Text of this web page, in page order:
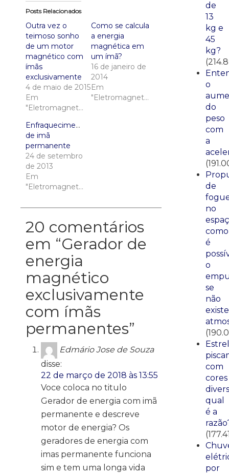
Posts Relacionados
Outra vez o
teimoso sonho
de um motor
magnético com
ímãs
exclusivamente
4 de maio de 2015
Em
"Eletromagnetismo"
Como se calcula
a energia
magnética em
um ímã?
16 de janeiro de
2014
Em
"Eletromagnetismo"
Enfraquecimento
de imã
permanente
24 de setembro
de 2013
Em
"Eletromagnetismo"
20 comentários
em “Gerador de
energia
magnético
exclusivamente
com ímãs
permanentes”
Edmário Jose de Souza
disse:
22 de março de 2018 às 13:55
Voce coloca no titulo
Gerador de energia com imã
permanente e descreve
motor de energia? Os
geradores de energia com
imas permanente funciona
sim e tem uma longa vida
de
13
kg e
45
kg?
o
do
peso
com
a
de
no
como
é
o
se
não
existe
com
cores
qual
é a
por